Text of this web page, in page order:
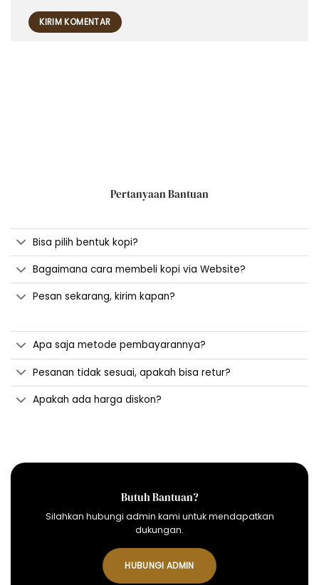
Pertanyaan Bantuan
Bisa pilih bentuk kopi?
Bagaimana cara membeli kopi via Website?
Pesan sekarang, kirim kapan?
Apa saja metode pembayarannya?
Pesanan tidak sesuai, apakah bisa retur?
Apakah ada harga diskon?
Butuh Bantuan?
Silahkan hubungi admin kami untuk mendapatkan
dukungan.
HUBUNGI ADMIN